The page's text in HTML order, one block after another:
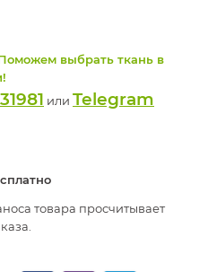
выбрать ткань в
или Telegram
товара просчитывает